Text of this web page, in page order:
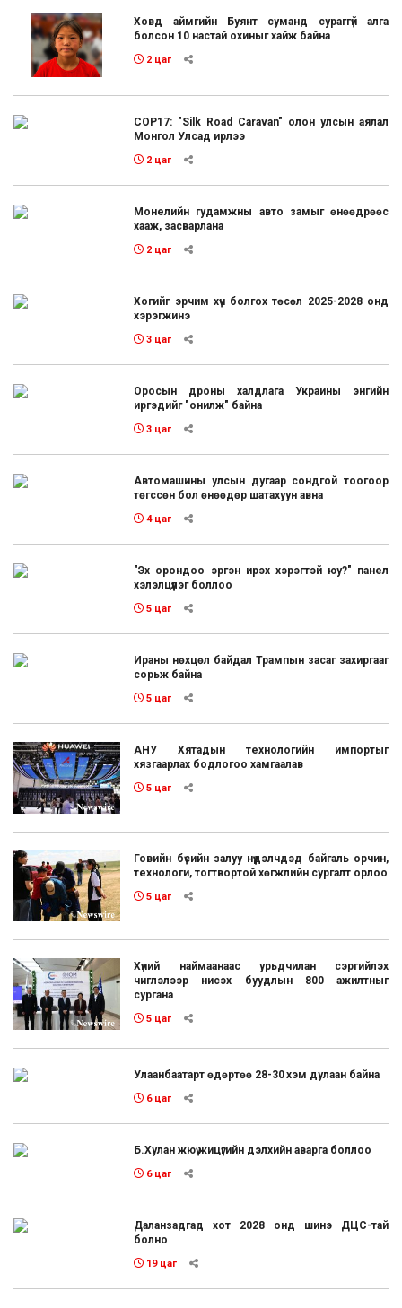
Ховд аймгийн Буянт суманд сураггүй алга
болсон 10 настай охиныг хайж байна
2 цаг
COP17: "Silk Road Caravan" олон улсын аялал
Монгол Улсад ирлээ
2 цаг
Монелийн гудамжны авто замыг өнөөдрөөс
хааж, засварлана
2 цаг
Хогийг эрчим хүч болгох төсөл 2025-2028 онд
хэрэгжинэ
3 цаг
Оросын дроны халдлага Украины энгийн
иргэдийг "онилж" байна
3 цаг
Автомашины улсын дугаар сондгой тоогоор
төгссөн бол өнөөдөр шатахуун авна
4 цаг
"Эх орондоо эргэн ирэх хэрэгтэй юу?" панел
хэлэлцүүлэг боллоо
5 цаг
Ираны нөхцөл байдал Трампын засаг захиргааг
сорьж байна
5 цаг
АНУ Хятадын технологийн импортыг
хязгаарлах бодлогоо хамгаалав
5 цаг
Говийн бүсийн залуу нүүдэлчдэд байгаль орчин,
технологи, тогтвортой хөгжлийн сургалт орлоо
5 цаг
Хүний наймаанаас урьдчилан сэргийлэх
чиглэлээр нисэх буудлын 800 ажилтныг
сургана
5 цаг
Улаанбаатарт өдөртөө 28-30 хэм дулаан байна
6 цаг
Б.Хулан жюү жицүгийн дэлхийн аварга боллоо
6 цаг
Даланзадгад хот 2028 онд шинэ ДЦС-тай
болно
19 цаг